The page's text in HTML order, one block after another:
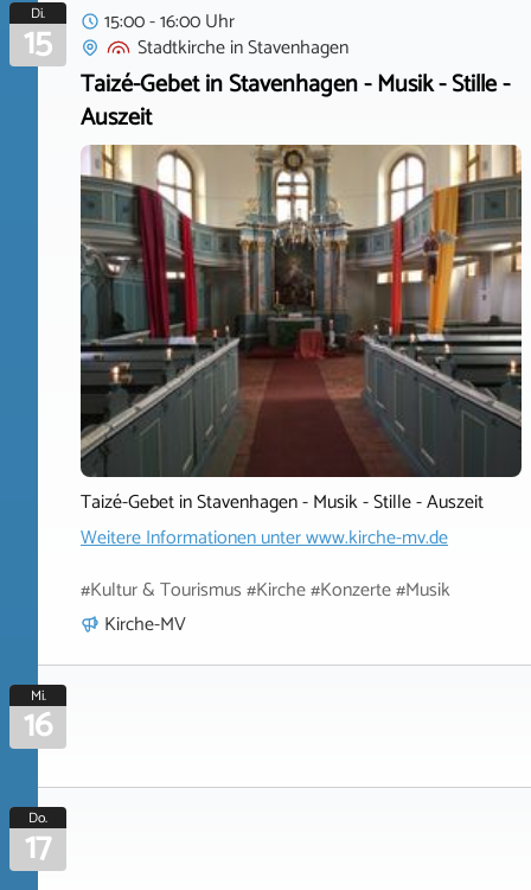
Di.
15
15:00 - 16:00 Uhr
StadtkircheinStavenhagen
Taizé-Gebet in Stavenhagen - Musik - Stille -
Auszeit
Taizé-Gebet in Stavenhagen - Musik - Stille - Auszeit
Weitere Informationen unterwww.kirche-mv.de
#Kultur & Tourismus #Kirche #Konzerte #Musik
Kirche-MV
Mi.
16
Do.
17